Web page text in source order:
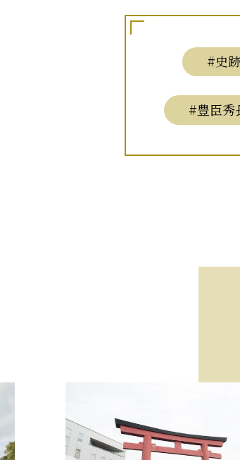
#史跡
#豊臣秀